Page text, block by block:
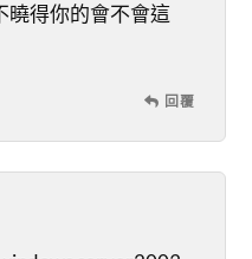
曉得你的會不會這
回覆